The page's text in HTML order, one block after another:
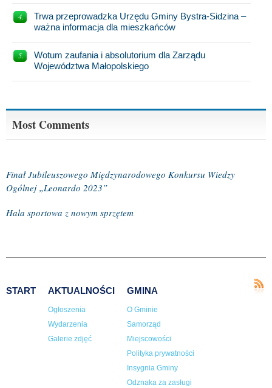
Trwa przeprowadzka Urzędu Gminy Bystra-Sidzina –
ważna informacja dla mieszkańców
Wotum zaufania i absolutorium dla Zarządu
Województwa Małopolskiego
Most Comments
Finał Jubileuszowego Międzynarodowego Konkursu Wiedzy
Ogólnej „Leonardo 2023”
Hala sportowa z nowym sprzętem
START AKTUALNOŚCI
Ogłoszenia
Wydarzenia
Galerie zdjęć
GMINA
O Gminie
Samorząd
Miejscowości
Polityka prywatności
Insygnia Gminy
Odznaka za zasługi